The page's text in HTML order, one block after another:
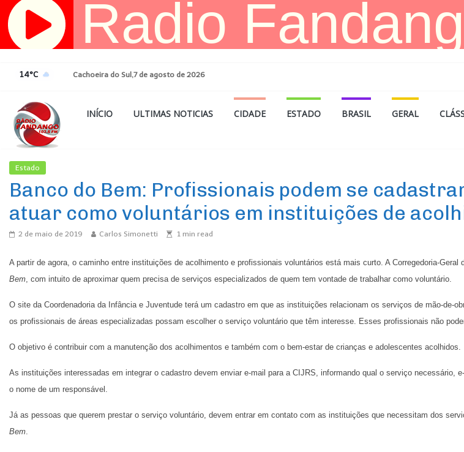
Pular
para
14°C Cachoeira do Sul,7 de agosto de 2026
INÍCIO ULTIMAS NOTICIAS CIDADE ESTADO BRASIL GERAL
Estado
Banco do Bem: Profissionais podem se
atuar como voluntários em instituições de
2 de maio de 2019 Carlos Simonetti 1 min read
A partir de agora, o caminho entre instituições de acolhimento e profissionais voluntários está mais curto. A Corregedoria-Geral
Bem, com intuito de aproximar quem precisa de serviços especializados de quem tem vontade de trabalhar como voluntário.
O site da Coordenadoria da Infância e Juventude terá um cadastro em que as instituições relacionam os serviços de mão-de-
os profissionais de áreas especializadas possam escolher o serviço voluntário que têm interesse. Esses profissionais não
O objetivo é contribuir com a manutenção dos acolhimentos e também com o bem-estar de crianças e adolescentes acolhidos.
As instituições interessadas em integrar o cadastro devem enviar e-mail para a CIJRS, informando qual o serviço necessário,
o nome de um responsável.
Já as pessoas que querem prestar o serviço voluntário, devem entrar em contato com as instituições que necessitam dos
Bem.